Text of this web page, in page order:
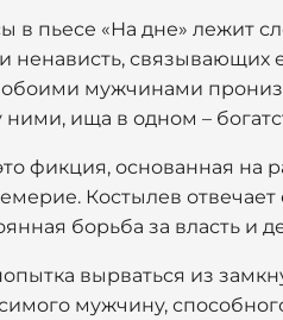
в пьесе «На дне» лежит
ненависть,
мужчинами
ища в одном –
фикция, основанная на
Костылев
борьба за власть и
вырваться из
мужчину,